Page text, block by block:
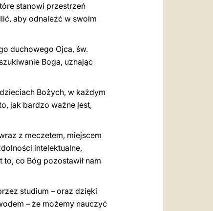
stanowi przestrzeń
aby odnaleźć w swoim
duchowego Ojca, św.
Boga, uznając
Bożych, w każdym
jak bardzo ważne jest,
z meczetem, miejscem
intelektualne,
co Bóg pozostawił nam
studium – oraz dzięki
– że możemy nauczyć